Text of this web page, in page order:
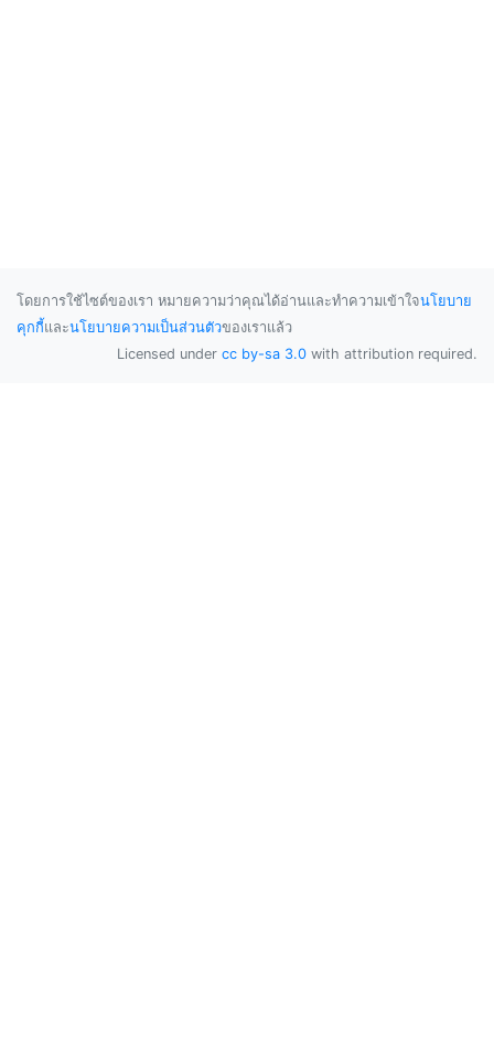
โดยการใช้ไซต์ของเรา หมายความว่าคุณได้อ่านและทำความเข้าใจนโยบาย
คุกกี้และนโยบายความเป็นส่วนตัวของเราแล้ว
Licensed under cc by-sa 3.0 with attribution required.